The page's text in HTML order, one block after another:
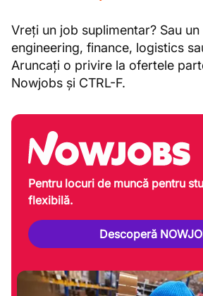
Vreți un job suplimentar? Sau
engineering, finance, logistics
Aruncați o privire la ofertele
Nowjobs și CTRL-F.
Pentru locuri de muncă pentru
flexibilă.
Descoperă